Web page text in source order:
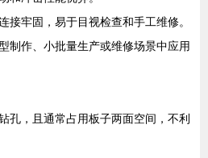
接牢固，易于目视检查和手工维修。
制作、小批量生产或维修场景中应用
孔，且通常占用板子两面空间，不利